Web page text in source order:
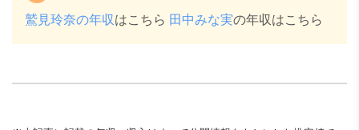
鷲見玲奈の年収はこちら 田中みな実の年収はこちら